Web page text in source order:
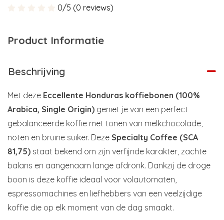
0/5 (0 reviews)
Product Informatie
Beschrijving
Met deze Eccellente Honduras koffiebonen (100%
Arabica, Single Origin) geniet je van een perfect
gebalanceerde koffie met tonen van melkchocolade,
noten en bruine suiker. Deze Specialty Coffee (SCA
81,75) staat bekend om zijn verfijnde karakter, zachte
balans en aangenaam lange afdronk. Dankzij de droge
boon is deze koffie ideaal voor volautomaten,
espressomachines en liefhebbers van een veelzijdige
koffie die op elk moment van de dag smaakt.